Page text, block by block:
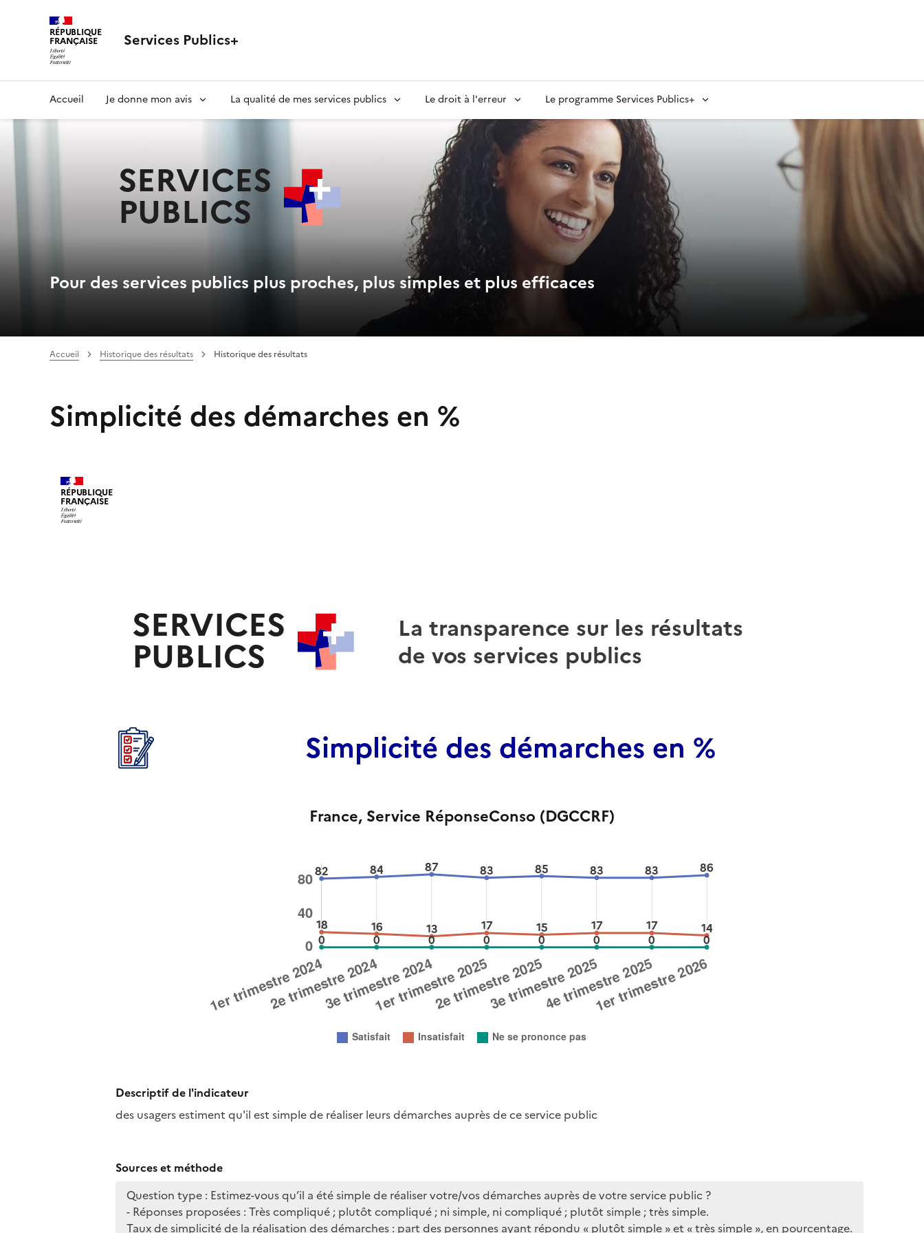
RÉPUBLIQUE
FRANÇAISE Services Publics+
principaleAccueil Je donne mon avis La qualité de mes services publics Le droit à l'erreur Le programme Services Publics+
SERVICES
PUBLICS
Pour des services publics plus proches, plus simples et plus efficaces
Accueil Historique des résultats Historique des résultats
Simplicité des démarches en %
RÉPUBLIQUE
FRANÇAISE
SERVICES
PUBLICS
La transparence sur les résultats
de vos services publics
Simplicité des démarches en %
France, Service RéponseConso (DGCCRF)
Descriptif de l'indicateur
des usagers estiment qu'il est simple de réaliser leurs démarches auprès de ce service public
Sources et méthode